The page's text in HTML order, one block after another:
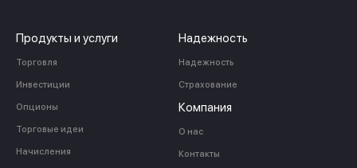
Продукты и услуги
Торговля
Инвестиции
Опционы
Торговые идеи
Начисления
Надежность
Надежность
Страхование
Компания
О нас
Контакты